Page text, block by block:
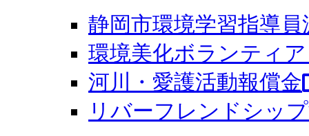
静岡市環境学習指導員
環境美化ボランティ
河川・愛護活動報償金
リバーフレンドシッ